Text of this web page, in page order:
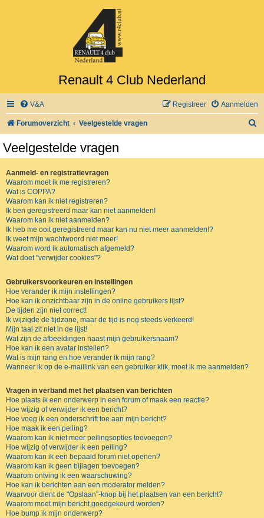
Renault 4 Club Nederland
V&A Aanmelden
Registreer
Forumoverzicht Veelgestelde vragen
Veelgestelde vragen
Aanmeld- en registratievragen
Waarom moet ik me registreren?
Wat is COPPA?
Waarom kan ik niet registreren?
Ik ben geregistreerd maar kan niet aanmelden!
Waarom kan ik niet aanmelden?
Ik heb me ooit geregistreerd maar kan nu niet meer aanmelden!?
Ik weet mijn wachtwoord niet meer!
Waarom word ik automatisch afgemeld?
Wat doet "verwijder cookies"?
Gebruikersvoorkeuren en instellingen
Hoe verander ik mijn instellingen?
Hoe kan ik onzichtbaar zijn in de online gebruikers lijst?
De tijden zijn niet correct!
Ik wijzigde de tijdzone, maar de tijd is nog steeds verkeerd!
Mijn taal zit niet in de lijst!
Wat zijn de afbeeldingen naast mijn gebruikersnaam?
Hoe kan ik een avatar instellen?
Wat is mijn rang en hoe verander ik mijn rang?
Wanneer ik op de e-maillink van een gebruiker klik, moet ik me aanmelden?
Vragen in verband met het plaatsen van berichten
Hoe plaats ik een onderwerp in een forum of maak een reactie?
Hoe wijzig of verwijder ik een bericht?
Hoe voeg ik een onderschrift toe aan mijn bericht?
Hoe maak ik een peiling?
Waarom kan ik niet meer peilingsopties toevoegen?
Hoe wijzig of verwijder ik een peiling?
Waarom kan ik een bepaald forum niet openen?
Waarom kan ik geen bijlagen toevoegen?
Waarom ontving ik een waarschuwing?
Hoe kan ik berichten aan een moderator melden?
Waarvoor dient de "Opslaan"-knop bij het plaatsen van een bericht?
Waarom moet mijn bericht goedgekeurd worden?
Hoe bump ik mijn onderwerp?